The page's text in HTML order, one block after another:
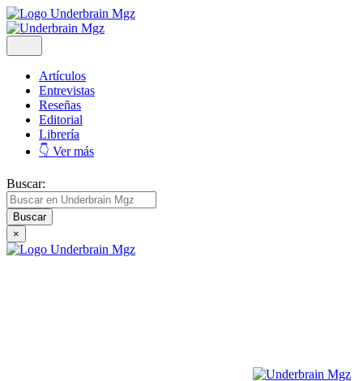
Artículos
Entrevistas
Reseñas
Editorial
Librería
👇 Ver más
Buscar:
×